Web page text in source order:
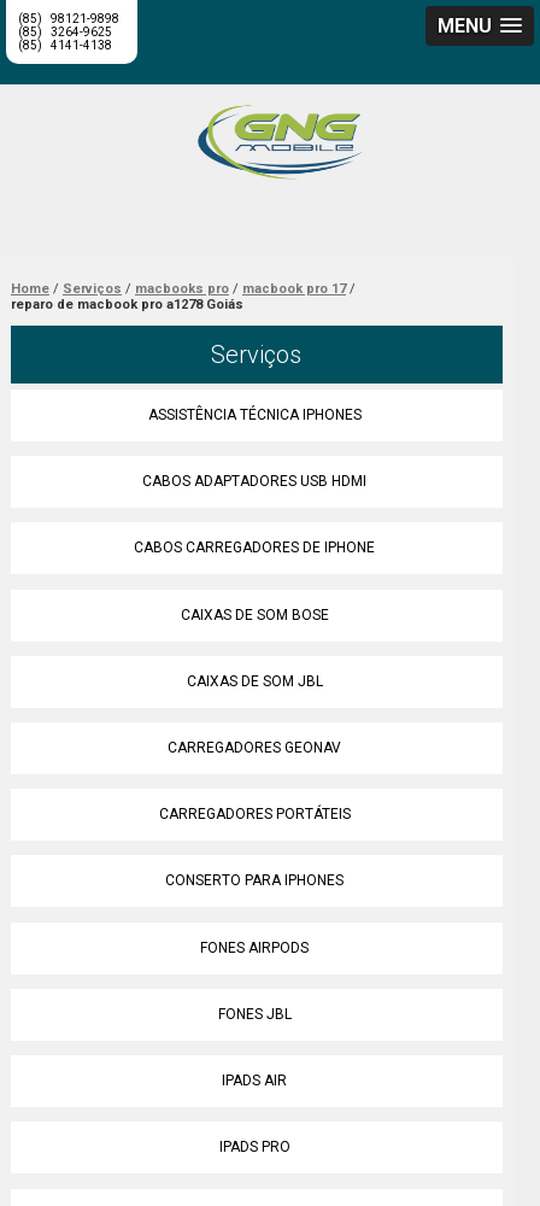
MENU
(85)
98121-9898
(85)
3264-9625
(85)
4141-4138
Home Serviços macbooks pro
macbook pro 17
reparo de macbook pro a1278 Goiás
Serviços
ASSISTÊNCIA TÉCNICA IPHONES
CABOS ADAPTADORES USB HDMI
CABOS CARREGADORES DE IPHONE
CAIXAS DE SOM BOSE
CAIXAS DE SOM JBL
CARREGADORES GEONAV
CARREGADORES PORTÁTEIS
CONSERTO PARA IPHONES
FONES AIRPODS
FONES JBL
IPADS AIR
IPADS PRO